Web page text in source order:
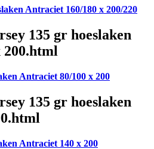
Antraciet 160/180 x 200/220
135 gr hoeslaken
200.html
Antraciet 80/100 x 200
135 gr hoeslaken
Antraciet 140 x 200